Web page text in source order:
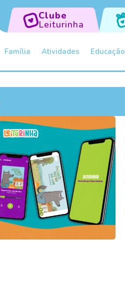
Clube
Leiturinha
Família Atividades Educação